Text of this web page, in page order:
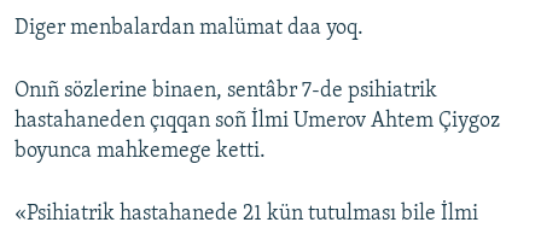
Diger menbalardan malümat daa yoq.
Onıñ sözlerine binaen, sentâbr 7-de psihiatrik
hastahaneden çıqqan soñ İlmi Umerov Ahtem Çiygoz
boyunca mahkemege ketti.
«Psihiatrik hastahanede 21 kün tutulması bile İlmi